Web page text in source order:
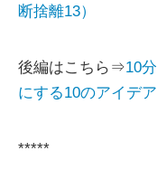
断捨離13）
後編はこちら⇒10
にする10のアイデア
*****